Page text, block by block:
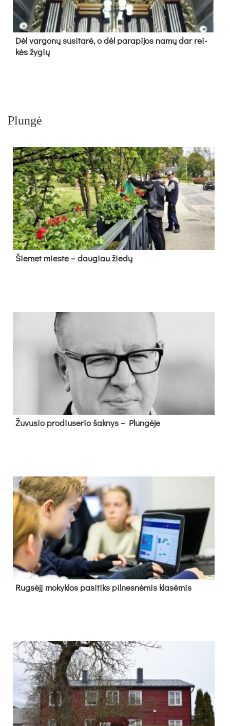
Dėl var­go­nų su­si­ta­rė, o dėl pa­ra­pi­jos na­mų dar rei­
kės žy­gių
Plungė
Šie­met mies­te – dau­giau žie­dų
Žu­vu­sio pro­diu­se­rio šak­nys – Plun­gė­je
Rug­sė­jį mo­kyk­los pa­si­tiks pil­nes­nė­mis kla­sė­mis